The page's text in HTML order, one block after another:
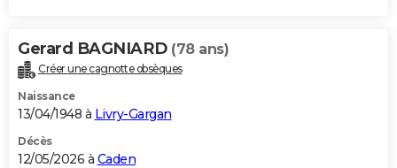
Bricolage
Lifestyle
Culture
Sport
Auto
Television
Voyage
Cinema
Gerard BAGNIARD (78 ans)
Créer une cagnotte obsèques
Naissance
13/04/1948 à Livry-Gargan
Décès
12/05/2026 à Caden